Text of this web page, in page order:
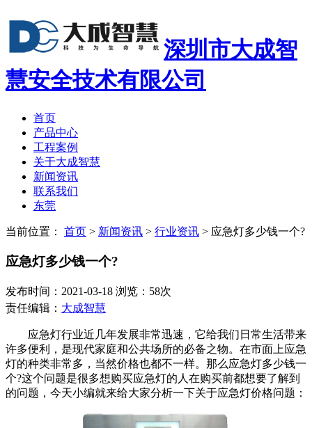
深圳市大成智
慧安全技术有限公司
首页
产品中心
工程案例
关于大成智慧
新闻资讯
联系我们
东莞
当前位置： 首页 > 新闻资讯 > 行业资讯 > 应急灯多少钱一个?
应急灯多少钱一个?
发布时间：2021-03-18 浏览：58次
责任编辑： 大成智慧
应急灯行业近几年发展非常迅速，它给我们日常生活带来
许多便利，是现代家庭和公共场所的必备之物。在市面上应急
灯的种类非常多，当然价格也都不一样。那么应急灯多少钱一
个?这个问题是很多想购买应急灯的人在购买前都想要了解到
的问题，今天小编就来给大家分析一下关于应急灯价格问题：